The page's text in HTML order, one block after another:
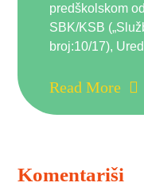
predškolskom
SBK/KSB
broj:10/17),
Read More
Komentariši